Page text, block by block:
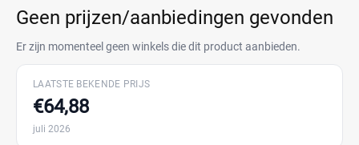
Geen prijzen/aanbiedingen gevonden
Er zijn momenteel geen winkels die dit product aanbieden.
LAATSTE BEKENDE PRIJS
€64,88
juli 2026